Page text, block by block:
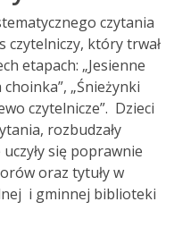
czytania
który trwał
etapach: „Jesienne
„Śnieżynki
czytelnicze”. Dzieci
rozbudzały
się poprawnie
oraz tytuły w
i gminnej biblioteki